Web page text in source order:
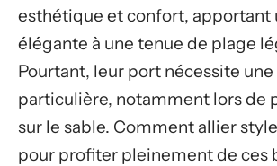
esthétique et confort, apportant
élégante à une tenue de plage
Pourtant, leur port nécessite
particulière, notamment lors de
sur le sable. Comment allier
pour profiter pleinement de ces